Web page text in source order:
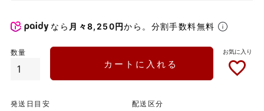
なら 月々8,250円から。分割手数料無料
カートに入れる
発送日目安 配送区分